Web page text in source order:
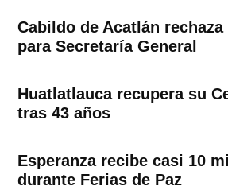
Cabildo de Acatlán
para Secretaría General
Huatlatlauca recupera su
tras 43 años
Esperanza recibe casi 10
durante Ferias de Paz